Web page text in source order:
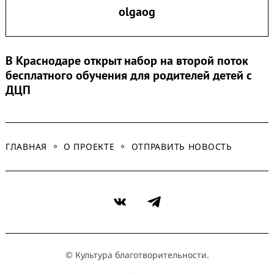
olgaog
В Краснодаре открыт набор на второй поток
бесплатного обучения для родителей детей с
ДЦП
ГЛАВНАЯ О ПРОЕКТЕ ОТПРАВИТЬ НОВОСТЬ
VK Telegram
© Культура благотворительности.